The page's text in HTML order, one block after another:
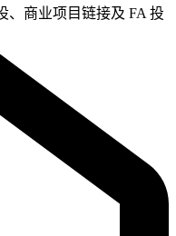
、商业项目链接及 FA 投